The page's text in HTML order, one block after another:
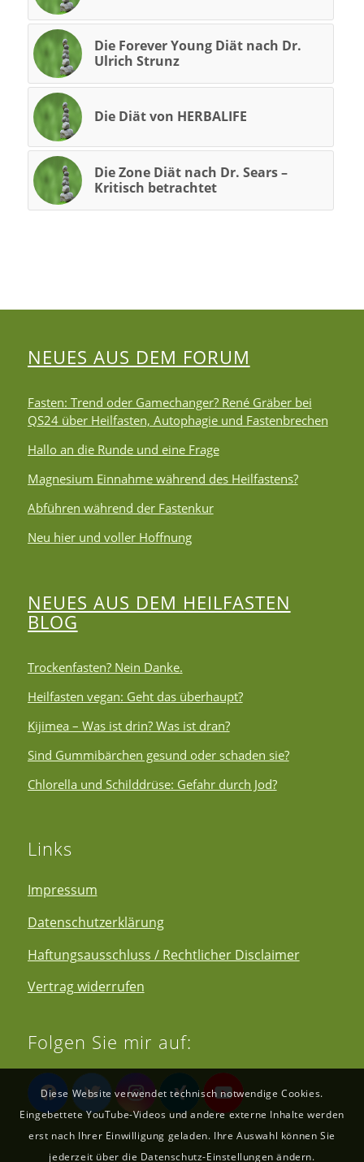
Die Forever Young Diät nach Dr.
Ulrich Strunz
Die Diät von HERBALIFE
Die Zone Diät nach Dr. Sears –
Kritisch betrachtet
NEUES AUS DEM FORUM
Fasten: Trend oder Gamechanger? René Gräber bei
QS24 über Heilfasten, Autophagie und Fastenbrechen
Hallo an die Runde und eine Frage
Magnesium Einnahme während des Heilfastens?
Abführen während der Fastenkur
Neu hier und voller Hoffnung
NEUES AUS DEM HEILFASTEN
BLOG
Trockenfasten? Nein Danke.
Heilfasten vegan: Geht das überhaupt?
Kijimea – Was ist drin? Was ist dran?
Sind Gummibärchen gesund oder schaden sie?
Chlorella und Schilddrüse: Gefahr durch Jod?
Links
Impressum
Datenschutzerklärung
Haftungsausschluss / Rechtlicher Disclaimer
Vertrag widerrufen
Folgen Sie mir auf:
Diese Website verwendet technisch notwendige Cookies.
Eingebettete YouTube-Videos und andere externe Inhalte werden
erst nach Ihrer Einwilligung geladen. Ihre Auswahl können Sie
jederzeit über die Datenschutz-Einstellungen ändern.